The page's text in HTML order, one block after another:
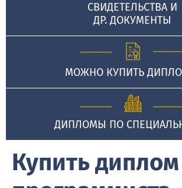
СВИДЕТЕЛЬСТВА И
ДР. ДОКУМЕНТЫ
МОЖНО КУПИТЬ
ДИПЛОМЫ ПО
Купить диплом